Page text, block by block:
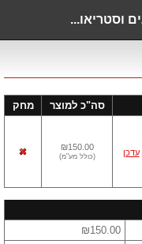
סה"כ למוצר מחק
עדכן
₪150.00
(כולל מע"מ)
₪150.00